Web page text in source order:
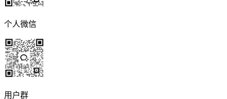
个人微信
用户群